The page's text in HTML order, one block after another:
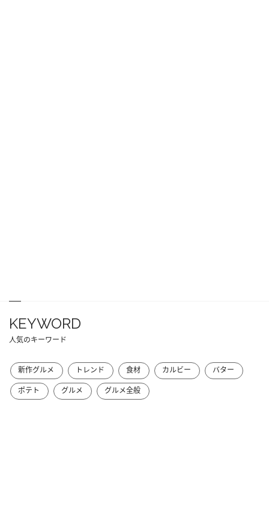
KEYWORD
人気のキーワード
新作グルメ トレンド 食材 カルビー
バター
ポテト
グルメ グルメ全般